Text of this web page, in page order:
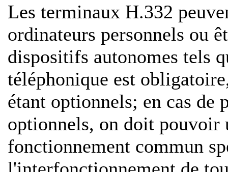
Les terminaux H.332
ordinateurs personnels ou
dispositifs autonomes tels
téléphonique est
étant optionnels; en cas de
optionnels, on doit pouvoir
fonctionnement commun